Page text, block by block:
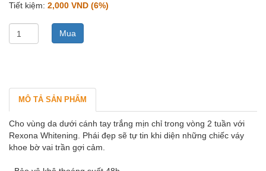
Tiết kiệm: 2,000 VND (6%)
MÔ TẢ SẢN PHẨM
Cho vùng da dưới cánh tay trắng mịn chỉ trong vòng 2 tuần với
Rexona Whitening. Phái đẹp sẽ tự tin khi diện những chiếc váy
khoe bờ vai trần gợi cảm.